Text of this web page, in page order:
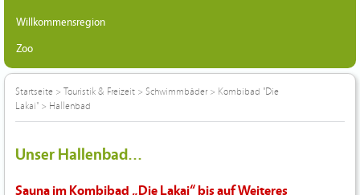
Willkommensregion
Zoo
Startseite > Touristik & Freizeit > Schwimmbäder> Kombibad "Die
Lakai" > Hallenbad
Unser Hallenbad...
Sauna im Kombibad „Die Lakai“ bis auf Weiteres